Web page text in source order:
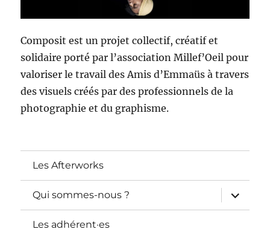
Composit est un projet collectif, créatif et
solidaire porté par l’association Millef’Oeil pour
valoriser le travail des Amis d’Emmaüs à travers
des visuels créés par des professionnels de la
photographie et du graphisme.
Les Afterworks
Qui sommes-nous ?
ouvrir
le
sous-
Les adhérent·es